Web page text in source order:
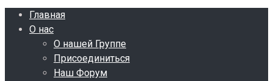
Главная
О нас
О нашей Группе
Присоединиться
Наш Форум